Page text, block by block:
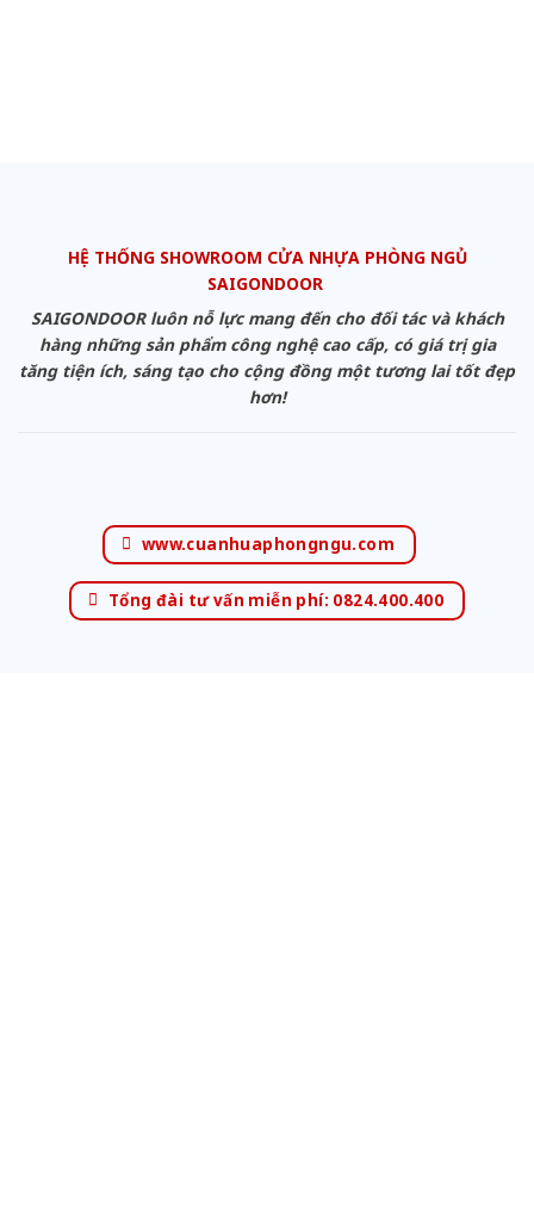
HỆ THỐNG SHOWROOM CỬA NHỰA PHÒNG NGỦ
SAIGONDOOR
SAIGONDOOR luôn nỗ lực mang đến cho đối tác và khách
hàng những sản phẩm công nghệ cao cấp, có giá trị gia
tăng tiện ích, sáng tạo cho cộng đồng một tương lai tốt đẹp
hơn!
www.cuanhuaphongngu.com
Tổng đài tư vấn miễn phí: 0824.400.400